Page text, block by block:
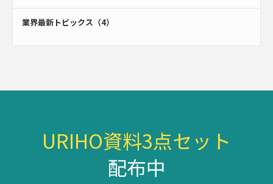
業界最新トピックス（4）
URIHO資料3点セット
配布中